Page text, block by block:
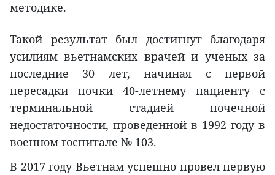
методике.
Такой результат был достигнут благодаря
усилиям вьетнамских врачей и ученых за
последние 30 лет, начиная с первой
пересадки почки 40-летнему пациенту с
терминальной стадией почечной
недостаточности, проведенной в 1992 году в
военном госпитале № 103.
В 2017 году Вьетнам успешно провел первую